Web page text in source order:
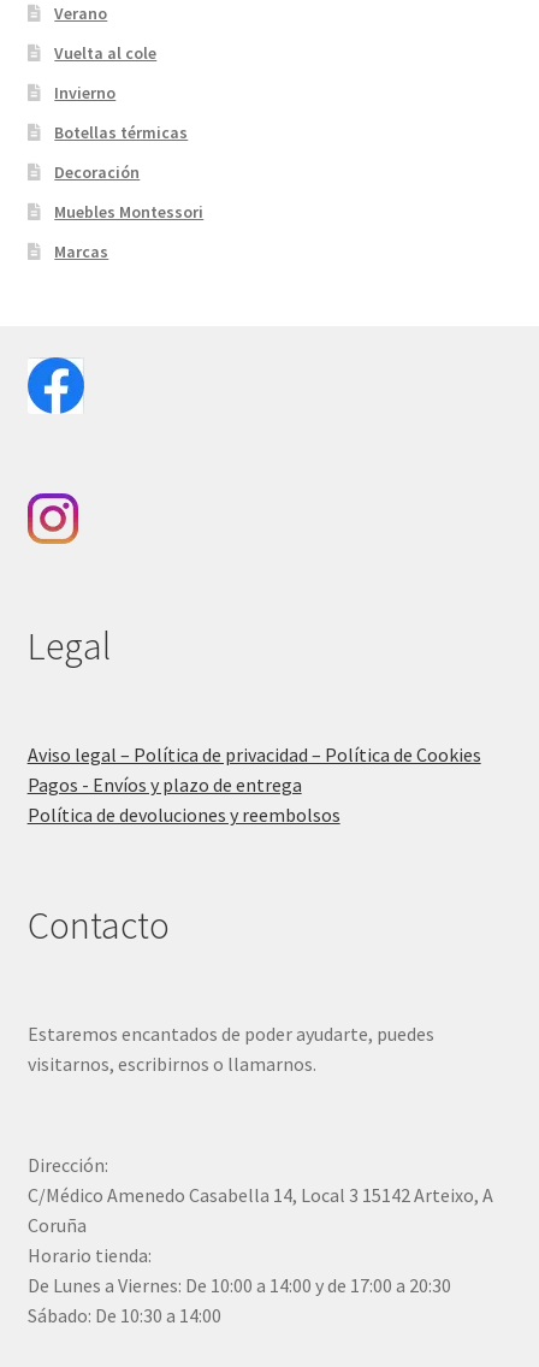
Verano
Vuelta al cole
Invierno
Botellas térmicas
Decoración
Muebles Montessori
Marcas
Legal
Aviso legal – Política de privacidad – Política de Cookies
Pagos - Envíos y plazo de entrega
Política de devoluciones y reembolsos
Contacto
Estaremos encantados de poder ayudarte, puedes
visitarnos, escribirnos o llamarnos.
Dirección:
C/Médico Amenedo Casabella 14, Local 3 15142 Arteixo, A
Coruña
Horario tienda:
De Lunes a Viernes: De 10:00 a 14:00 y de 17:00 a 20:30
Sábado: De 10:30 a 14:00